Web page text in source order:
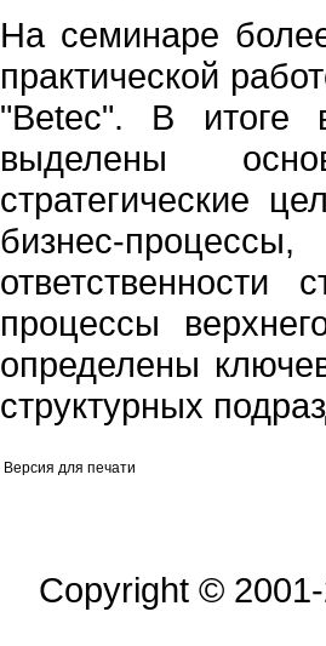
На семинаре
практической
"Betec". В итоге
выделены
стратегические
бизнес-
ответственности
процессы
определены
структурных
Версия для печати
Copyright ©